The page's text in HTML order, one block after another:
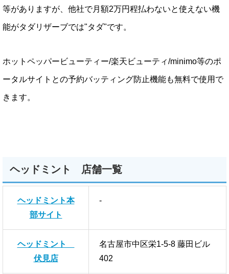
等がありますが、他社で月額2万円程払わないと使えない機
能がタダリザーブでは"タダ"です。
ホットペッパービューティー/楽天ビューティ/minimo等のポ
ータルサイトとの予約バッティング防止機能も無料で使用で
きます。
ヘッドミント 店舗一覧
ヘッドミント本
部サイト
-
ヘッドミント
伏見店
名古屋市中区栄1-5-8 藤田ビル
402